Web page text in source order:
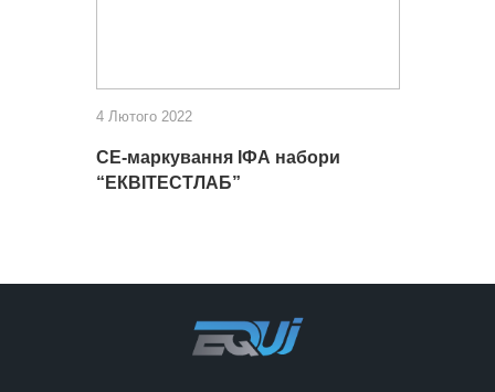
4 Лютого 2022
СЕ-маркування ІФА набори
“ЕКВІТЕСТЛАБ”